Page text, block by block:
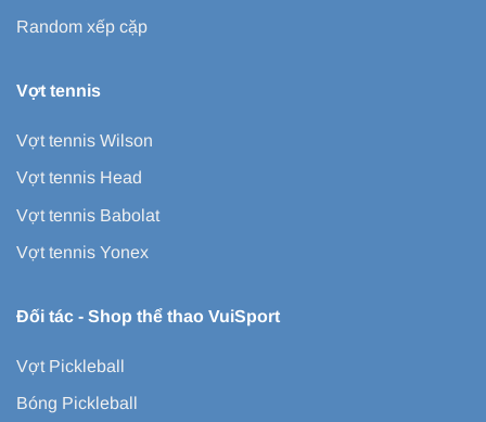
Random xếp cặp
Vợt tennis
Vợt tennis Wilson
Vợt tennis Head
Vợt tennis Babolat
Vợt tennis Yonex
Đối tác - Shop thể thao VuiSport
Vợt Pickleball
Bóng Pickleball